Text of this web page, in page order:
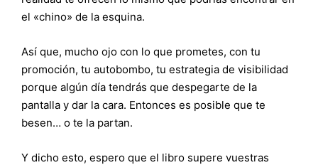
el «chino» de la esquina.
Así que, mucho ojo con lo que prometes, con tu
promoción, tu autobombo, tu estrategia de visibilidad
porque algún día tendrás que despegarte de la
pantalla y dar la cara. Entonces es posible que te
besen… o te la partan.
Y dicho esto, espero que el libro supere vuestras